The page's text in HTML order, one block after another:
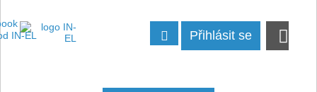
Přihlásit se